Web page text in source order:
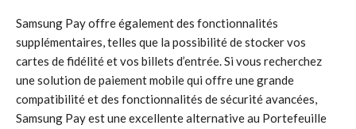
Samsung Pay offre également des fonctionnalités
supplémentaires, telles que la possibilité de stocker vos
cartes de fidélité et vos billets d’entrée. Si vous recherchez
une solution de paiement mobile qui offre une grande
compatibilité et des fonctionnalités de sécurité avancées,
Samsung Pay est une excellente alternative au Portefeuille